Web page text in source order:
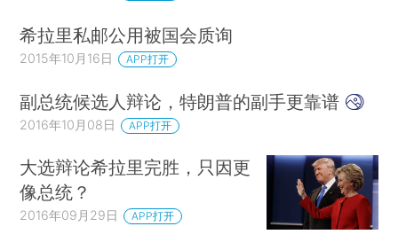
希拉里私邮公用被国会质询
2015年10月16日 APP打开
副总统候选人辩论，特朗普的副手更靠谱
2016年10月08日 APP打开
大选辩论希拉里完胜，只因更
像总统？
2016年09月29日 APP打开